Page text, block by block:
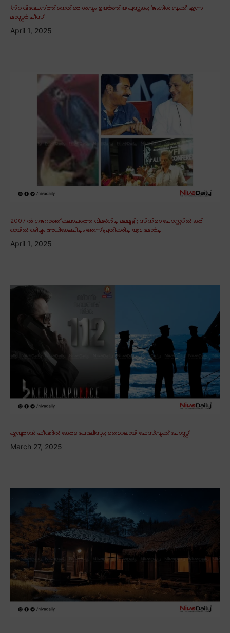
‘നിറ വിവേചന’ത്തിനെതിരെ ശബ്ദം ഉയർത്തിയ പുസ്തകം; ‘ജംഗിൾ ബുക്ക്’ എന്ന
മാസ്റ്റർ പീസ്
April 1, 2025
2007 ൽ ഗുജറാത്ത് കലാപത്തെ വിമർശിച്ച മമ്മൂട്ടി; സിനിമാ പോസ്റ്ററിൽ കരി
ഓയിൽ ഒഴിച്ചും അധിക്ഷേപിച്ചും അന്ന് പ്രതികരിച്ച യുവ മോർച്ച
April 1, 2025
എമ്പുരാൻ ഫീവറിൽ കേരള പോലീസും; വൈറലായി ഫേസ്ബുക്ക് പോസ്റ്റ്
March 27, 2025